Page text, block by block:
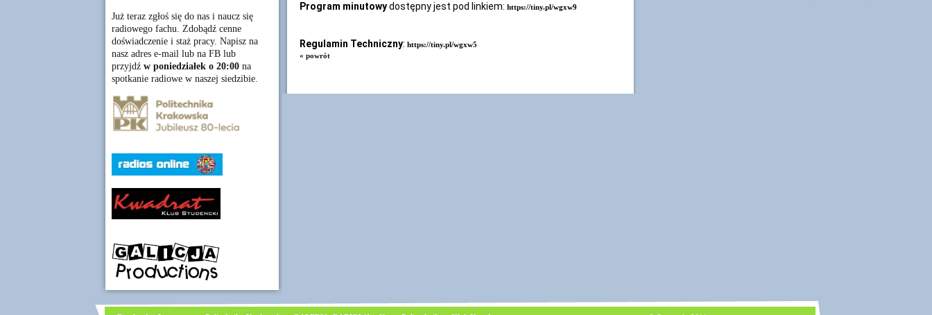
Już teraz zgłoś się do nas i naucz się
radiowego fachu. Zdobądź cenne
doświadczenie i staż pracy. Napisz na
nasz adres e-mail lub na FB lub
przyjdź w poniedziałek o 20:00na
spotkanie radiowe w naszej siedzibie.
Program minutowydostępny jest pod linkiem: https://tiny.pl/wgxw9
Regulamin Techniczny: https://tiny.pl/wgxw5
« powrót